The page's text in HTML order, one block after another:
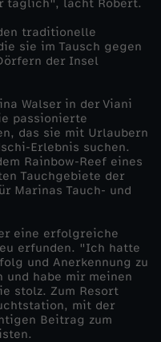
täglich", lacht Robert.
traditionelle
sie im Tausch gegen
der Insel
Walser in der Viani
passionierte
das sie mit Urlaubern
Erlebnis suchen.
Rainbow-Reef eines
Tauchgebiete der
Marinas Tauch- und
eine erfolgreiche
erfunden. "Ich hatte
und Anerkennung zu
habe mir meinen
stolz. Zum Resort
mit der
Beitrag zum